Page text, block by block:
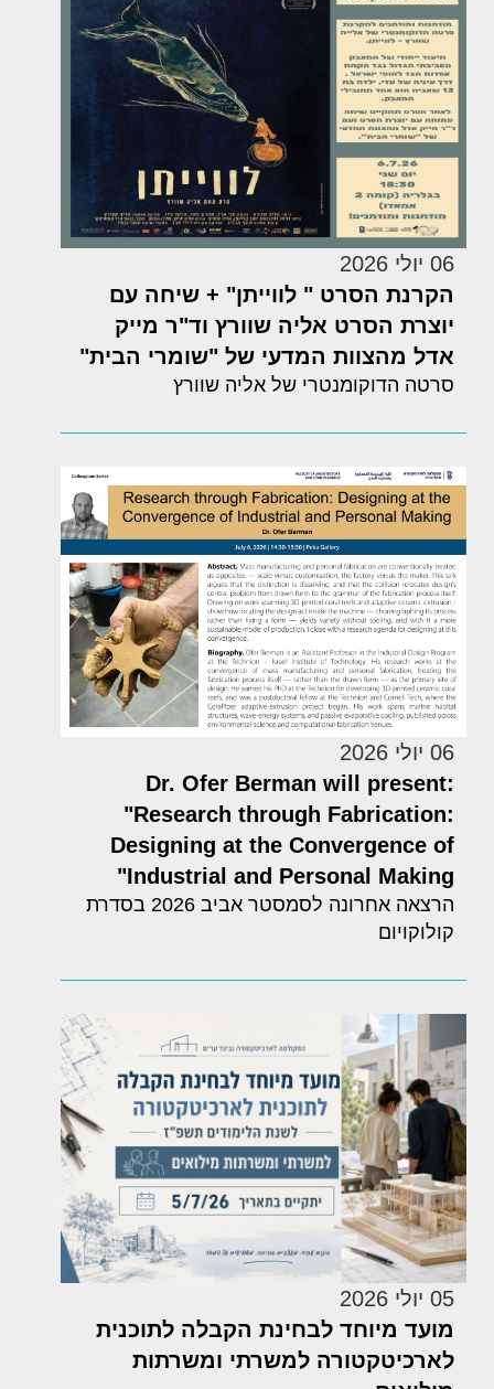
06 יולי 2026
הקרנת הסרט " לווייתן" + שיחה עם
יוצרת הסרט אליה שוורץ וד"ר מייק
אדל מהצוות המדעי של "שומרי הבית"
סרטה הדוקומנטרי של אליה שוורץ
06 יולי 2026
Dr. Ofer Berman will present:
"Research through Fabrication:
Designing at the Convergence of
Industrial and Personal Making"
הרצאה אחרונה לסמסטר אביב 2026 בסדרת
קולוקויום
05 יולי 2026
מועד מיוחד לבחינת הקבלה לתוכנית
לארכיטקטורה למשרתי ומשרתות